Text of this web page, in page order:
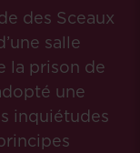
des Sceaux
salle
la prison de
une
inquiétudes